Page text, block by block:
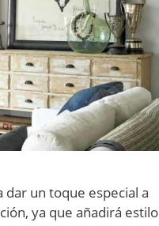
un toque especial a
ya que añadirá estilo